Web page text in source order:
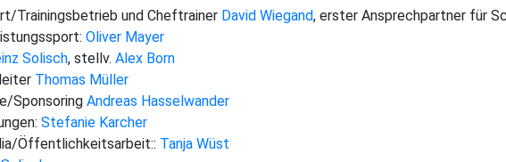
Trainingsbetrieb und Cheftrainer David Wiegand, erster Ansprechpartner für
Oliver Mayer
Solisch, stellv. Alex Born
Thomas Müller
Sponsoring Andreas Hasselwander
Stefanie Karcher
Öffentlichkeitsarbeit:: Tanja Wüst